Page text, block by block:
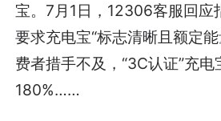
宝。7月1日，12306客服回应
要求充电宝“标志清晰且额定
费者措手不及，“3C认证”充电
180%……